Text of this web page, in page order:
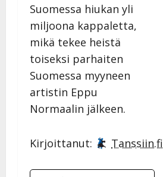
Suomessa hiukan yli
miljoona kappaletta,
mikä tekee heistä
toiseksi parhaiten
Suomessa myyneen
artistin Eppu
Normaalin jälkeen.
Kirjoittanut: Tanssiin.fi